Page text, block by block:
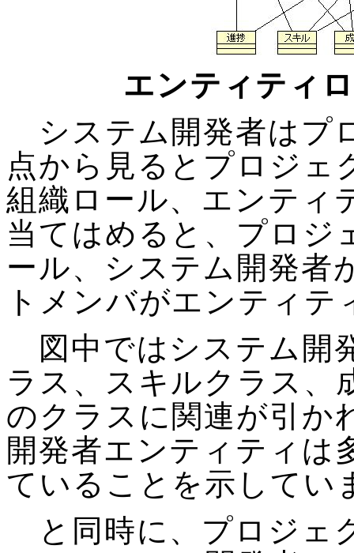
エンティティ
システム開発者はプ
点から見るとプロジェ
組織ロール、エンティ
当てはめると、プロジ
ール、システム開発者
トメンバがエンティ
図中ではシステム開
ラス、スキルクラス、
のクラスに関連が引か
開発者エンティティは
ていることを示してい
と同時に、プロジェ